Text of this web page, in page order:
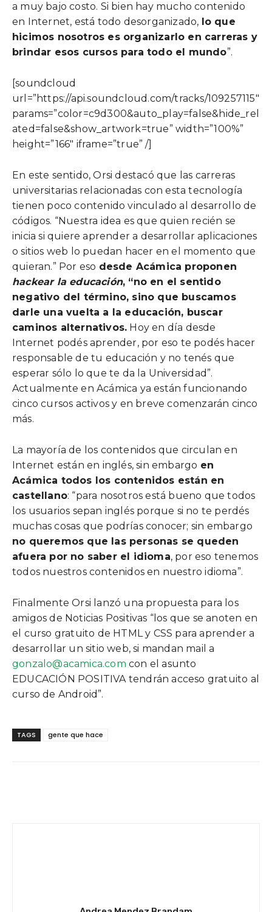
a muy bajo costo. Si bien hay mucho contenido
en Internet, está todo desorganizado, lo que
hicimos nosotros es organizarlo en carreras y
brindar esos cursos para todo el mundo”.
[soundcloud
url=”https://api.soundcloud.com/tracks/109257115″
params=”color=c9d300&auto_play=false&hide_rel
ated=false&show_artwork=true” width=”100%”
height=”166″ iframe=”true” /]
En este sentido, Orsi destacó que las carreras
universitarias relacionadas con esta tecnología
tienen poco contenido vinculado al desarrollo de
códigos. “Nuestra idea es que quien recién se
inicia si quiere aprender a desarrollar aplicaciones
o sitios web lo puedan hacer en el momento que
quieran.” Por eso desde Acámica proponen
hackear la educación, “no en el sentido
negativo del término, sino que buscamos
darle una vuelta a la educación, buscar
caminos alternativos. Hoy en día desde
Internet podés aprender, por eso te podés hacer
responsable de tu educación y no tenés que
esperar sólo lo que te da la Universidad”.
Actualmente en Acámica ya están funcionando
cinco cursos activos y en breve comenzarán cinco
más.
La mayoría de los contenidos que circulan en
Internet están en inglés, sin embargo en
Acámica todos los contenidos están en
castellano: “para nosotros está bueno que todos
los usuarios sepan inglés porque si no te perdés
muchas cosas que podrías conocer; sin embargo
no queremos que las personas se queden
afuera por no saber el idioma, por eso tenemos
todos nuestros contenidos en nuestro idioma”.
Finalmente Orsi lanzó una propuesta para los
amigos de Noticias Positivas “los que se anoten en
el curso gratuito de HTML y CSS para aprender a
desarrollar un sitio web, si mandan mail a
gonzalo@acamica.com con el asunto
EDUCACIÓN POSITIVA tendrán acceso gratuito al
curso de Android”.
TAGS gente que hace